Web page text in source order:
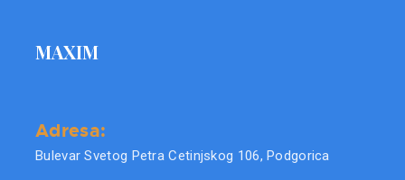
MAXIM
Adresa:
Bulevar Svetog Petra Cetinjskog 106, Podgorica